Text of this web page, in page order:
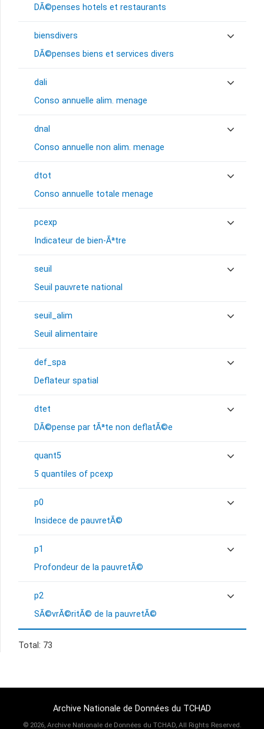
DÃ©penses hotels et restaurants
biensdivers
DÃ©penses biens et services divers
dali
Conso annuelle alim. menage
dnal
Conso annuelle non alim. menage
dtot
Conso annuelle totale menage
pcexp
Indicateur de bien-Ãªtre
seuil
Seuil pauvrete national
seuil_alim
Seuil alimentaire
def_spa
Deflateur spatial
dtet
DÃ©pense par tÃªte non deflatÃ©e
quant5
5 quantiles of pcexp
p0
Insidece de pauvretÃ©
p1
Profondeur de la pauvretÃ©
p2
SÃ©vrÃ©ritÃ© de la pauvretÃ©
Total: 73
Archive Nationale de Données du TCHAD
© 2026, Archive Nationale de Données du TCHAD, All Rights Reserved.